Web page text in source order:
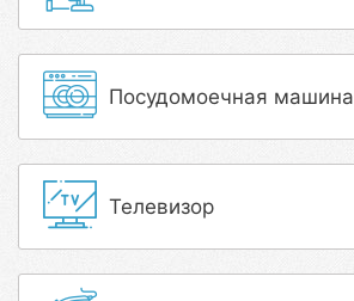
Посудомоечная машина
Телевизор